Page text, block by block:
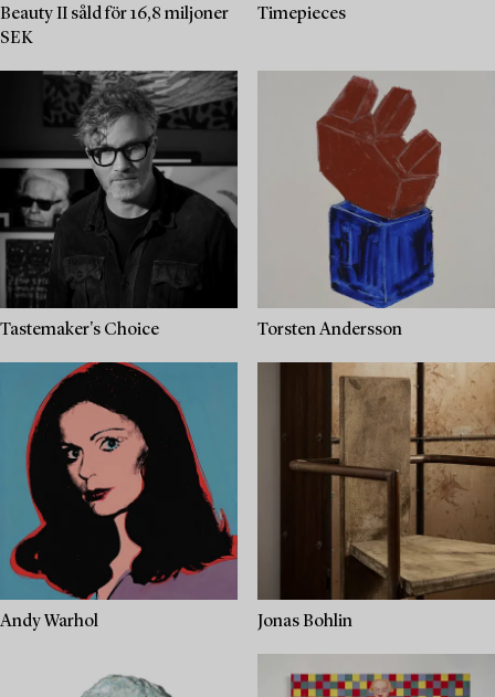
Beauty II såld för 16,8 miljoner
SEK
Timepieces
Tastemaker's Choice Torsten Andersson
Andy Warhol Jonas Bohlin